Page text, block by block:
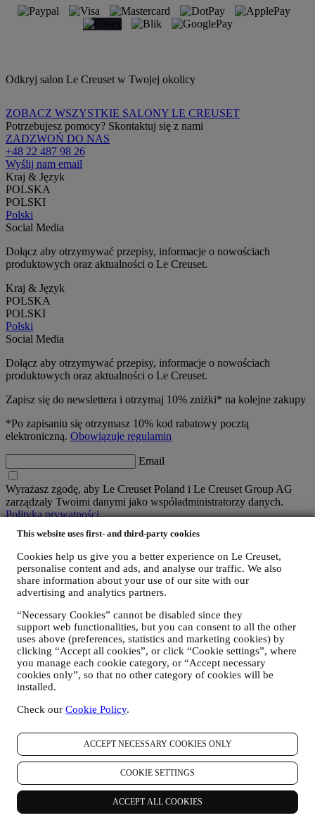
This website uses first- and third-party cookies
Cookies help us give you a better experience on Le Creuset,
personalise content and ads, and analyse our traffic. We also
share information about your use of our site with our
advertising and analytics partners.
“Necessary Cookies” cannot be disabled since they
support web functionalities, but you can consent to all the other
uses above (preferences, statistics and marketing cookies) by
clicking “Accept all cookies”, or click “Cookie settings”, where
you manage each cookie category, or “Accept necessary
cookies only”, so that no other category of cookies will be
installed.
Check our Cookie Policy.
ACCEPT NECESSARY COOKIES ONLY
COOKIE SETTINGS
ACCEPT ALL COOKIES
Odkryj salon Le Creuset w Twojej okolicy
ZOBACZ WSZYSTKIE SALONY LE CREUSET
Potrzebujesz pomocy? Skontaktuj się z nami
ZADZWOŃ DO NAS
+48 22 487 98 26
Wyślij nam email
Kraj & Język
POLSKA
POLSKI
Polski
Social Media
Dołącz aby otrzymywać przepisy, informacje o nowościach
produktowych oraz aktualności o Le Creuset.
Kraj & Język
POLSKA
POLSKI
Polski
Social Media
Dołącz aby otrzymywać przepisy, informacje o nowościach
produktowych oraz aktualności o Le Creuset.
Zapisz się do newslettera i otrzymaj 10% zniżki* na kolejne zakupy
*Po zapisaniu się otrzymasz 10% kod rabatowy pocztą
elektroniczną. Obowiązuje regulamin
Email
Wyrażasz zgodę, aby Le Creuset Poland i Le Creuset Group AG
zarządzały Twoimi danymi jako współadministratorzy danych.
Polityka prywatności
Wkrótce otrzymasz aktualności od Le Creuset.
Produkty
Gotowanie & Pieczenie
Niezbędne w Kuchni
Prezenty
Odkryj
Przepisy
Historie
Konkurs
O Le Creuset
Nasze Rzemiosło
Kariera